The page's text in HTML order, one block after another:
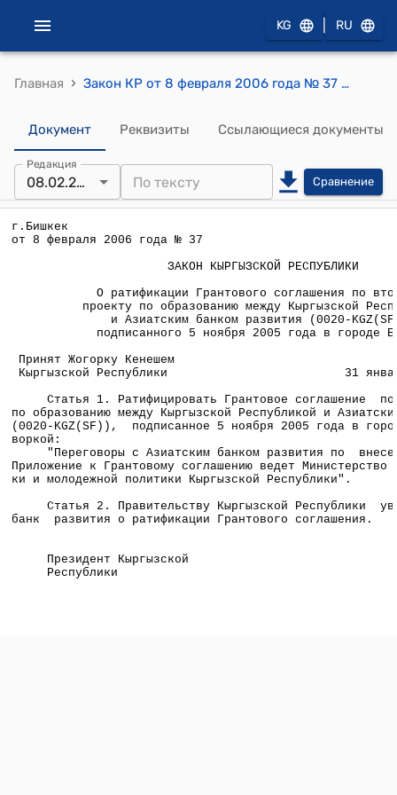
KG RU
Главная › Закон КР от 8 февраля 2006 года № 37 "О ратификации Грантового соглашения по второму проекту по образованию между Кыргызской Республикой и Азиатским банком развития (0020-KGZ(SF)), подписанного 5 ноября 2005 года в городе Бишкек"
Документ Реквизиты Ссылающиеся документы
Редакция
08.02.2006 Сравнение